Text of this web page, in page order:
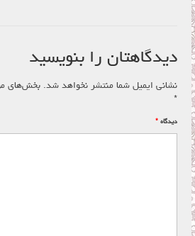
دیدگاهتان را بنویسید
نشانی ایمیل شما منتشر نخواهد شد. بخش‌های
*
دیدگاه *